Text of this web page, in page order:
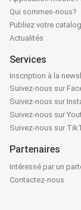
Qui sommes-nous?
Publiez votre
Actualités
Services
Inscription à la
Suivez-nous sur
Suivez-nous sur
Suivez-nous sur
Suivez-nous sur
Partenaires
Intéressé par un
Contactez-nous